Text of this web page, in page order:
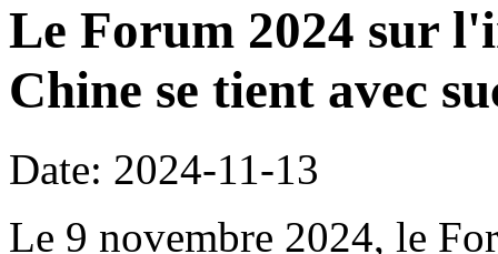
Le Forum 2024 sur
Chine se tient avec
Date: 2024-11-13
Le 9 novembre 2024, le